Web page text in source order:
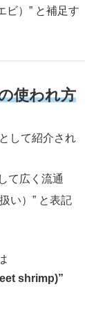
ビ）” と補足す
使われ方
して紹介され
て広く流通
い）” と表記
shrimp)”